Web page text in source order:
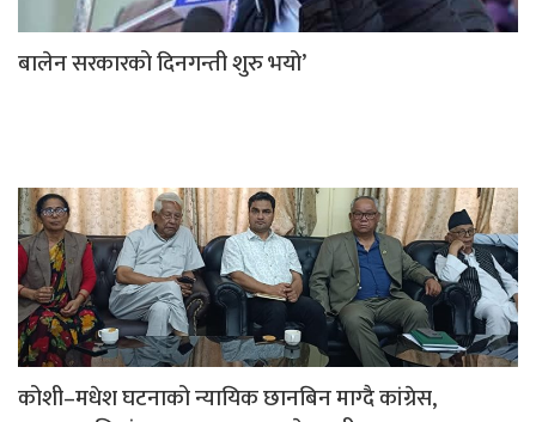
बालेन सरकारको दिनगन्ती शुरु भयो’
कोशी–मधेश घटनाको न्यायिक छानबिन माग्दै कांग्रेस,